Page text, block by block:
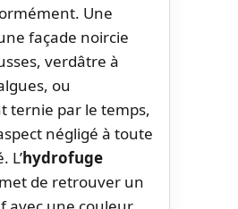
Une
façade noircie
verdâtre à
ou
ternie par le temps,
négligé à toute
L’hydrofuge
de retrouver un